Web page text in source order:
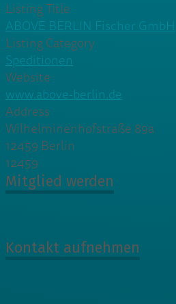
Listing Title
ABOVE BERLIN Fischer GmbH
Listing Category
Speditionen
Website
www.above-berlin.de
Address
Wilhelminenhofstraße 89a
12459 Berlin
12459
Mitglied werden
Kontakt aufnehmen